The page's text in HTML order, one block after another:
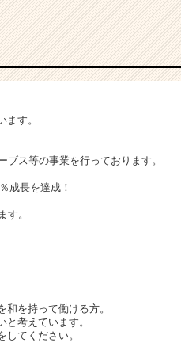
す。
ス等の事業を行っております。
成長を達成！
す。
を持って働ける方。
考えています。
てください。